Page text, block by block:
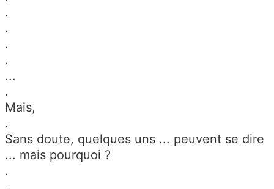
.
.
.
.
...
.
Mais,
.
Sans doute, quelques uns ... peuvent se dire
... mais pourquoi ?
.